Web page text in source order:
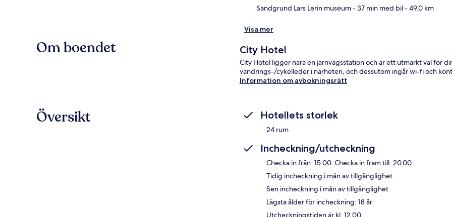
Sandgrund Lars Lerin museum- 37 min med bil- 49.0 km
Visa mer
Om boendet City Hotel
City Hotel ligger nära en järnvägsstation och är ett utmärkt val för
vandrings-/cykelleder i närheten, och dessutom ingår wi-fi och
Information om avbokningsrätt
Översikt Hotellets storlek
24 rum
Incheckning/utcheckning
Checka in från: 15.00. Checka in fram till: 20.00.
Tidig incheckning i mån av tillgänglighet
Sen incheckning i mån av tillgänglighet
Lägsta ålder för incheckning: 18 år
Utcheckningstiden är kl. 12.00